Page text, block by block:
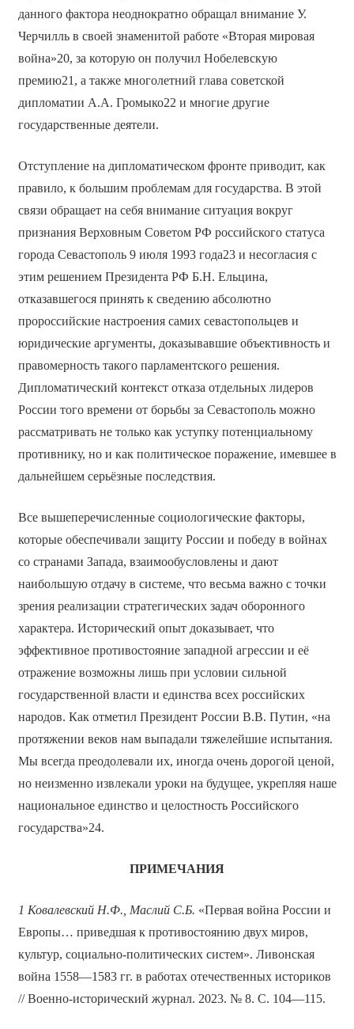
данного фактора неоднократно обращал внимание У.
Черчилль в своей знаменитой работе «Вторая мировая
война»20, за которую он получил Нобелевскую
премию21, а также многолетний глава советской
дипломатии А.А. Громыко22 и многие другие
государственные деятели.
Отступление на дипломатическом фронте приводит, как
правило, к большим проблемам для государства. В этой
связи обращает на себя внимание ситуация вокруг
признания Верховным Советом РФ российского статуса
города Севастополь 9 июля 1993 года23 и несогласия с
этим решением Президента РФ Б.Н. Ельцина,
отказавшегося принять к сведению абсолютно
пророссийские настроения самих севастопольцев и
юридические аргументы, доказывавшие объективность и
правомерность такого парламентского решения.
Дипломатический контекст отказа отдельных лидеров
России того времени от борьбы за Севастополь можно
рассматривать не только как уступку потенциальному
противнику, но и как политическое поражение, имевшее в
дальнейшем серьёзные последствия.
Все вышеперечисленные социологические факторы,
которые обеспечивали защиту России и победу в войнах
со странами Запада, взаимообусловлены и дают
наибольшую отдачу в системе, что весьма важно с точки
зрения реализации стратегических задач оборонного
характера. Исторический опыт доказывает, что
эффективное противостояние западной агрессии и её
отражение возможны лишь при условии сильной
государственной власти и единства всех российских
народов. Как отметил Президент России В.В. Путин, «на
протяжении веков нам выпадали тяжелейшие испытания.
Мы всегда преодолевали их, иногда очень дорогой ценой,
но неизменно извлекали уроки на будущее, укрепляя наше
национальное единство и целостность Российского
государства»24.
ПРИМЕЧАНИЯ
1 Ковалевский Н.Ф., Маслий С.Б. «Первая война России и
Европы… приведшая к противостоянию двух миров,
культур, социально-политических систем». Ливонская
война 1558—1583 гг. в работах отечественных историков
// Военно-исторический журнал. 2023. № 8. С. 104—115.